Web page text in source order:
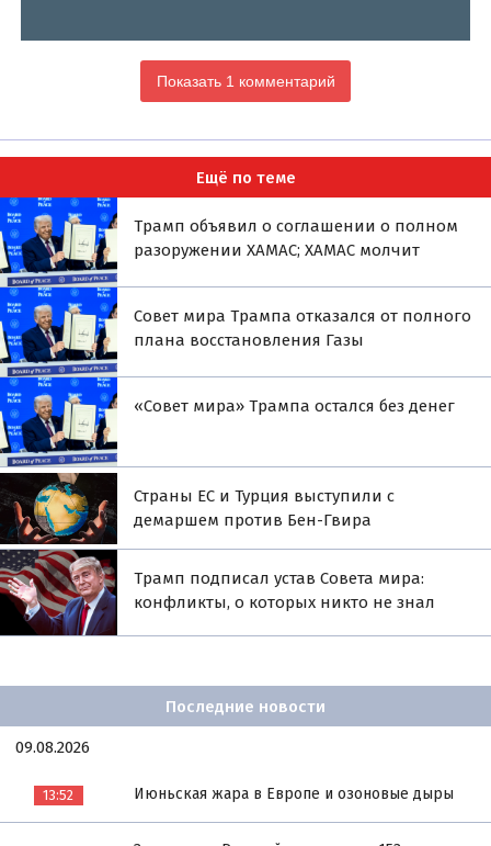
Показать 1 комментарий
Ещё по теме
Трамп объявил о соглашении о полном
разоружении ХАМАС; ХАМАС молчит
Совет мира Трампа отказался от полного
плана восстановления Газы
«Совет мира» Трампа остался без денег
Страны ЕС и Турция выступили с
демаршем против Бен-Гвира
Трамп подписал устав Совета мира:
конфликты, о которых никто не знал
Последние новости
09.08.2026
13:52 Июньская жара в Европе и озоновые дыры